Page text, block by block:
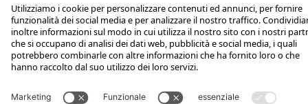
*Prezzo al dettaglio consigliato IVA inclusa più spese di spedizione e TSA
Rotax Bike Technology AG © 2025